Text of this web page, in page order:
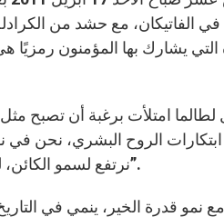
مع حشد من
التي يشارك بها المؤمنون
لطالما امتلأت برغبة أن تصبح
الروح البشري، نحن
نرتفع لسمو الكائن، لكي نضحي مستقلين، أحرارًا بالكلية، مثل الله بالذات”.
قدرة الخير، ينمي في التاريخ